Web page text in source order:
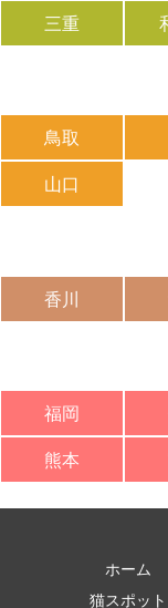
三重
鳥取
山口
香川
福岡
熊本
ホーム
猫スポット